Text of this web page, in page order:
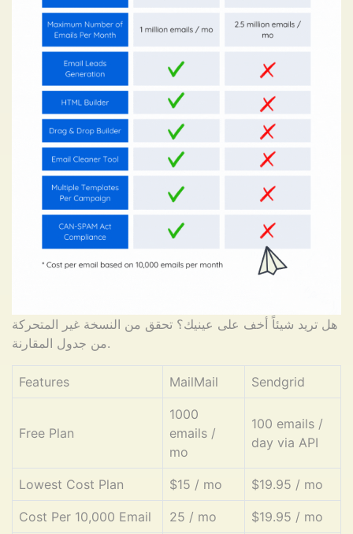
هل تريد شيئاً أخف على عينيك؟ تحقق من النسخة غير المتحركة
من جدول المقارنة.
Features MailMail Sendgrid
Free Plan
1000
emails /
mo
100 emails /
day via API
Lowest Cost Plan $15 / mo $19.95 / mo
Cost Per 10,000 Email 25 / mo $19.95 / mo